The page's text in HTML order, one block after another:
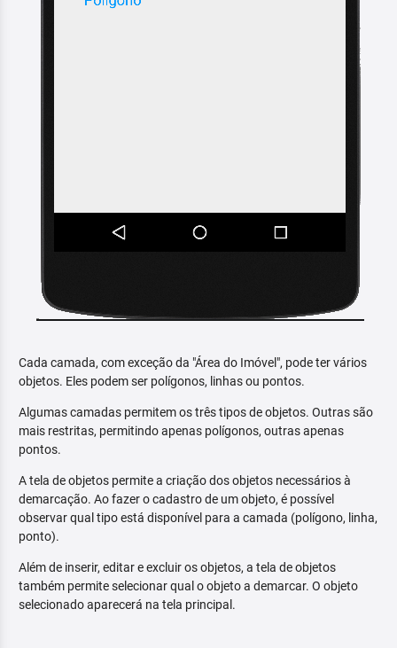
Cada camada, com exceção da "Área do Imóvel", pode ter vários
objetos. Eles podem ser polígonos, linhas ou pontos.
Algumas camadas permitem os três tipos de objetos. Outras são
mais restritas, permitindo apenas polígonos, outras apenas
pontos.
A tela de objetos permite a criação dos objetos necessários à
demarcação. Ao fazer o cadastro de um objeto, é possível
observar qual tipo está disponível para a camada (polígono, linha,
ponto).
Além de inserir, editar e excluir os objetos, a tela de objetos
também permite selecionar qual o objeto a demarcar. O objeto
selecionado aparecerá na tela principal.